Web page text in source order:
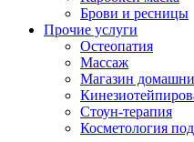
Брови и ресницы
Прочие услуги
Остеопатия
Массаж
Магазин
Стоун-терапия
Косметология